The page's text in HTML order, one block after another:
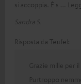
si accoppia. È s
Sandra S.
Risposta da Teufel:
Grazie mille per il
Purtroppo